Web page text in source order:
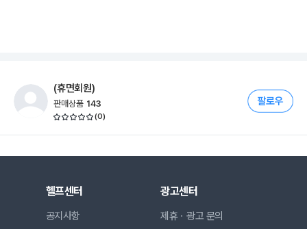
(휴면회원)
판매상품 143
(0)
헬프센터
공지사항
광고센터
제휴ㆍ광고 문의